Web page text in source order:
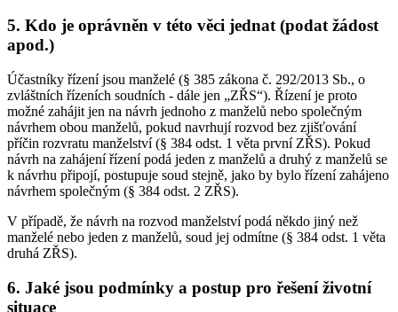
5. Kdo je oprávněn v této věci jednat (podat žádost
apod.)
Účastníky řízení jsou manželé (§ 385 zákona č. 292/2013 Sb., o
zvláštních řízeních soudních - dále jen „ZŘS“). Řízení je proto
možné zahájit jen na návrh jednoho z manželů nebo společným
návrhem obou manželů, pokud navrhují rozvod bez zjišťování
příčin rozvratu manželství (§ 384 odst. 1 věta první ZŘS). Pokud
návrh na zahájení řízení podá jeden z manželů a druhý z manželů se
k návrhu připojí, postupuje soud stejně, jako by bylo řízení zahájeno
návrhem společným (§ 384 odst. 2 ZŘS).
V případě, že návrh na rozvod manželství podá někdo jiný než
manželé nebo jeden z manželů, soud jej odmítne (§ 384 odst. 1 věta
druhá ZŘS).
6. Jaké jsou podmínky a postup pro řešení životní
situace